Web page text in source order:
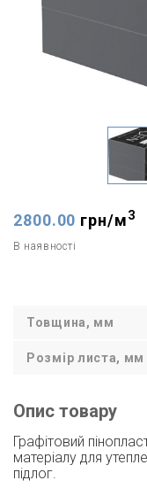
2800.00 грн/м3
В наявності
Товщина, мм
Розмір листа, мм
Опис товару
Графітовий
матеріалу для
підлог.